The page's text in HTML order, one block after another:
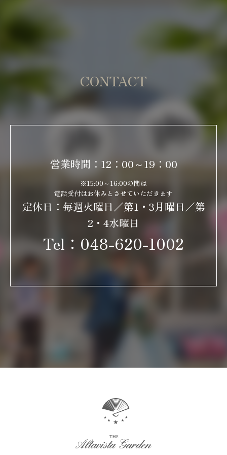
CONTACT
営業時間：12：00～19：00
※15:00～16:00の間は
電話受付はお休みとさせていただきます
定休日：毎週火曜日／第1・3月曜日／第
2・4水曜日
Tel： 048-620-1002